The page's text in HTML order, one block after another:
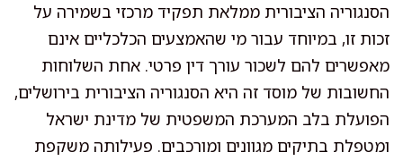
הסנגוריה הציבורית ממלאת תפקיד מרכזי בשמירה על
זכות זו, במיוחד עבור מי שהאמצעים הכלכליים אינם
מאפשרים להם לשכור עורך דין פרטי. אחת השלוחות
החשובות של מוסד זה היא הסנגוריה הציבורית בירושלים,
הפועלת בלב המערכת המשפטית של מדינת ישראל
ומטפלת בתיקים מגוונים ומורכבים. פעילותה משקפת